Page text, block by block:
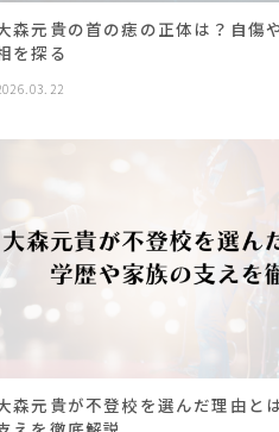
森元貴の首の痣の正体は？自傷
を探る
森元貴が不登校を選んだ理由と